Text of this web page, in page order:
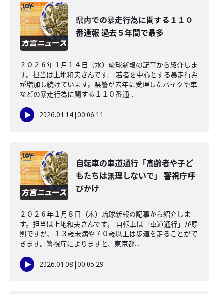
県内での暴走行為に関する１１０
番通報 過去５年間で最多
２０２６年１月１４日（水）琉球新報の記事から紹介しま
す。担当は上地和夫さんです。 若者を中心とする暴走行為
が増加し続けています。県警が去年に受理したバイクや車
などの暴走行為に関する１１０番通...
2026.01.14|00:06:11
自転車の車道通行「高齢者や子ど
もたちは無理しないで」 警視庁呼
びかけ
２０２６年１月８日（木）琉球新報の記事から紹介しま
す。担当は上地和夫さんです。 自転車は「車道通行」が原
則ですが、１３歳未満や７０歳以上は歩道を走ることがで
きます。警視庁によりますと、東京都...
2026.01.08 |00:05:29